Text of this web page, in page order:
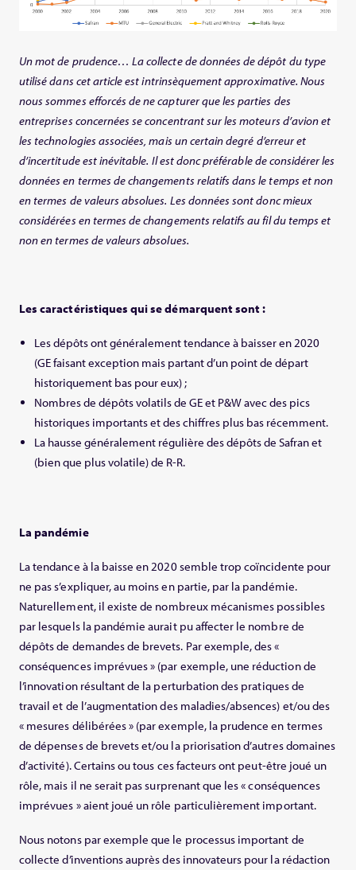
Un mot de prudence… La collecte de données de dépôt du type
utilisé dans cet article est intrinsèquement approximative. Nous
nous sommes efforcés de ne capturer que les parties des
entreprises concernées se concentrant sur les moteurs d’avion et
les technologies associées, mais un certain degré d’erreur et
d’incertitude est inévitable. Il est donc préférable de considérer les
données en termes de changements relatifs dans le temps et non
en termes de valeurs absolues. Les données sont donc mieux
considérées en termes de changements relatifs au fil du temps et
non en termes de valeurs absolues.
Les caractéristiques qui se démarquent sont :
Les dépôts ont généralement tendance à baisser en 2020
(GE faisant exception mais partant d’un point de départ
historiquement bas pour eux) ;
Nombres de dépôts volatils de GE et P&W avec des pics
historiques importants et des chiffres plus bas récemment.
La hausse généralement régulière des dépôts de Safran et
(bien que plus volatile) de R-R.
La pandémie
La tendance à la baisse en 2020 semble trop coïncidente pour
ne pas s’expliquer, au moins en partie, par la pandémie.
Naturellement, il existe de nombreux mécanismes possibles
par lesquels la pandémie aurait pu affecter le nombre de
dépôts de demandes de brevets. Par exemple, des «
conséquences imprévues » (par exemple, une réduction de
l’innovation résultant de la perturbation des pratiques de
travail et de l’augmentation des maladies/absences) et/ou des
« mesures délibérées » (par exemple, la prudence en termes
de dépenses de brevets et/ou la priorisation d’autres domaines
d’activité). Certains ou tous ces facteurs ont peut-être joué un
rôle, mais il ne serait pas surprenant que les « conséquences
imprévues » aient joué un rôle particulièrement important.
Nous notons par exemple que le processus important de
collecte d’inventions auprès des innovateurs pour la rédaction